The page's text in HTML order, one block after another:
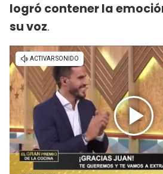
logró contener la
su voz.